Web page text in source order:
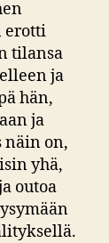
erotti
tilansa
ja
hän,
ja
näin on,
yhä,
outoa